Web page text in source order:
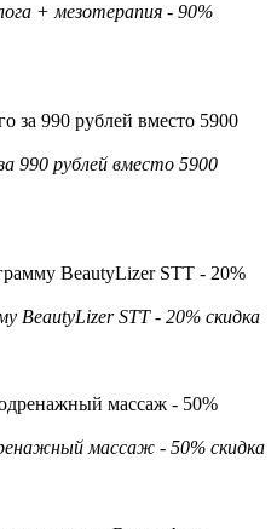
+ мезотерапия - 90%
990 рублей вместо 5900
BeautyLizer STT - 20% скидка
массаж - 50% скидка